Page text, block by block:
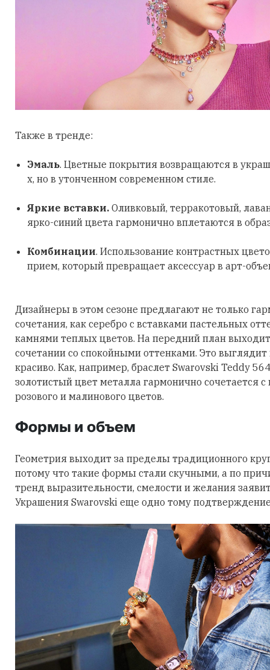
Также в тренде:
Эмаль. Цветные покрытия возвращаются в
х, но в утонченном современном стиле.
Яркие вставки. Оливковый, терракотовый,
ярко-синий цвета гармонично вплетаются в
Комбинации. Использование контрастных
прием, который превращает аксессуар в арт-
Дизайнеры в этом сезоне предлагают не только
сочетания, как серебро с вставками пастельных
камнями теплых цветов. На передний план
сочетании со спокойными оттенками. Это
красиво. Как, например, браслет Swarovski Teddy
золотистый цвет металла гармонично сочетается
розового и малинового цветов.
Формы и объем
Геометрия выходит за пределы традиционного
потому что такие формы стали скучными, а по
тренд выразительности, смелости и желания
Украшения Swarovski еще одно тому